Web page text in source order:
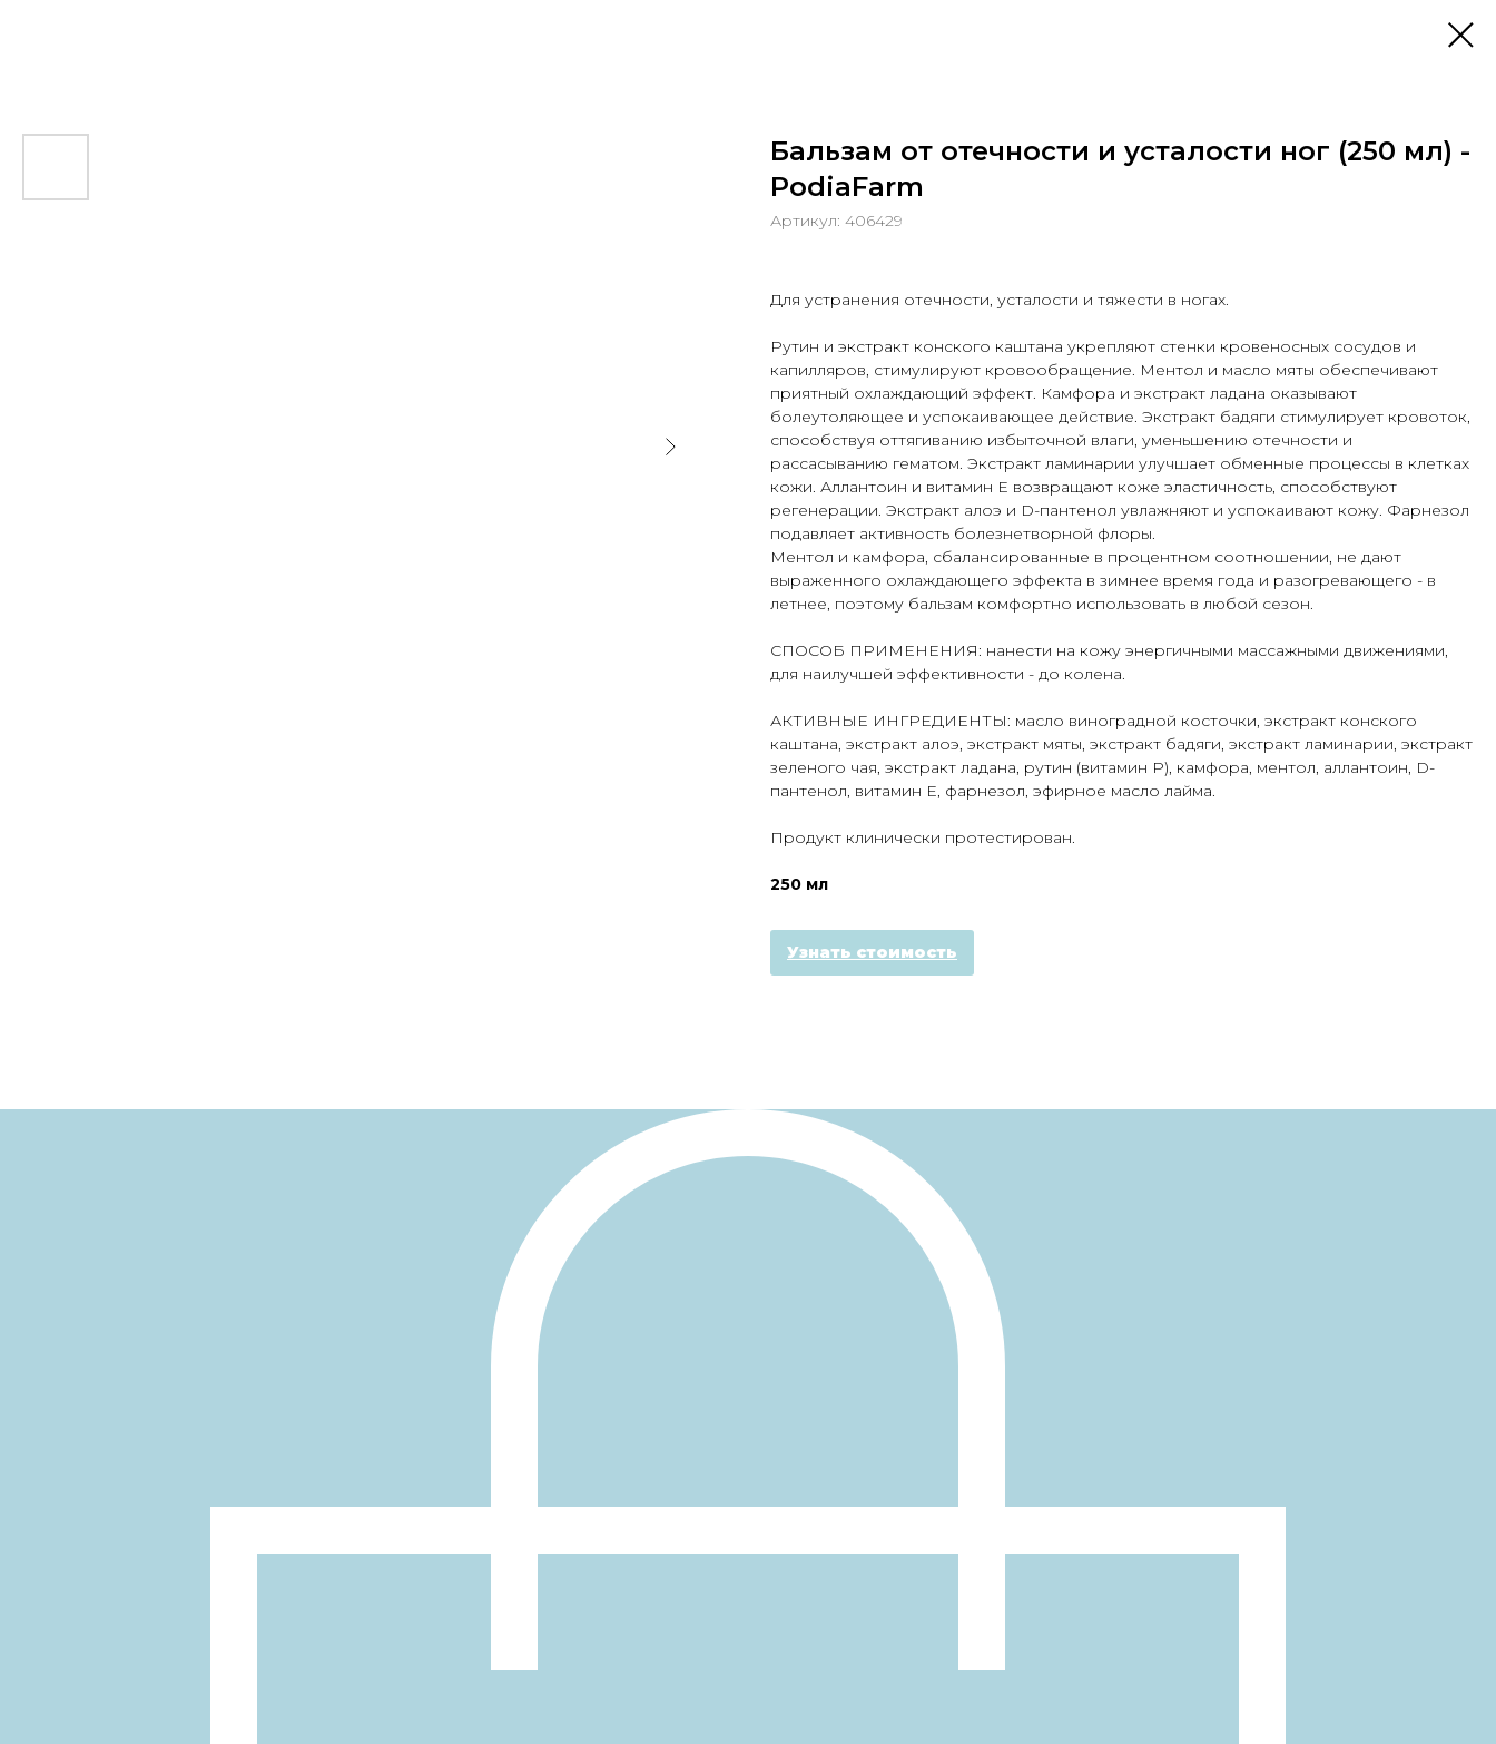
Бальзам от отечности и усталости ног (250 мл) -
PodiaFarm
Артикул: 406429
Для устранения отечности, усталости и тяжести в ногах.
Рутин и экстракт конского каштана укрепляют стенки кровеносных сосудов и
капилляров, стимулируют кровообращение. Ментол и масло мяты обеспечивают
приятный охлаждающий эффект. Камфора и экстракт ладана оказывают
болеутоляющее и успокаивающее действие. Экстракт бадяги стимулирует кровоток,
способствуя оттягиванию избыточной влаги, уменьшению отечности и
рассасыванию гематом. Экстракт ламинарии улучшает обменные процессы в клетках
кожи. Аллантоин и витамин Е возвращают коже эластичность, способствуют
регенерации. Экстракт алоэ и D-пантенол увлажняют и успокаивают кожу. Фарнезол
подавляет активность болезнетворной флоры.
Ментол и камфора, сбалансированные в процентном соотношении, не дают
выраженного охлаждающего эффекта в зимнее время года и разогревающего - в
летнее, поэтому бальзам комфортно использовать в любой сезон.
СПОСОБ ПРИМЕНЕНИЯ: нанести на кожу энергичными массажными движениями,
для наилучшей эффективности - до колена.
АКТИВНЫЕ ИНГРЕДИЕНТЫ: масло виноградной косточки, экстракт конского
каштана, экстракт алоэ, экстракт мяты, экстракт бадяги, экстракт ламинарии, экстракт
зеленого чая, экстракт ладана, рутин (витамин Р), камфора, ментол, аллантоин, D-
пантенол, витамин Е, фарнезол, эфирное масло лайма.
Продукт клинически протестирован.
250 мл
Узнать стоимость